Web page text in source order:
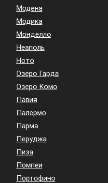
Модена
Модика
Монделло
Неаполь
Ното
Озеро Гарда
Озеро Комо
Павия
Палермо
Парма
Перуджа
Пиза
Помпеи
Портофино